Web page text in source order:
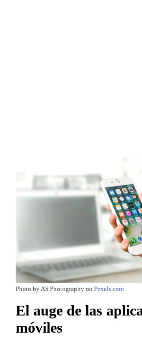
Photo by AS Photography on Pexels.com
El auge de las
móviles